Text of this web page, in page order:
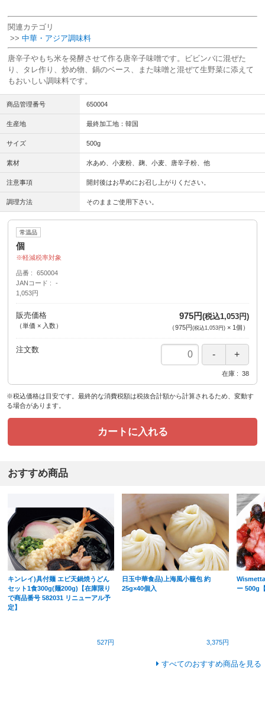
関連カテゴリ
>> 中華・アジア調味料
唐辛子やもち米を発酵させて作る唐辛子味噌です。ビビンバに混ぜた
り、タレ作り、炒め物、鍋のベース、また味噌と混ぜて生野菜に添えて
もおいしい調味料です。
商品管理番号 650004
生産地 最終加工地：韓国
サイズ 500g
素材 水あめ、小麦粉、麹、小麦、唐辛子粉、他
注意事項 開封後はお早めにお召し上がりください。
調理方法 そのままご使用下さい。
常温品
個
軽減税率対象
品番
650004
JANコード
-
1,053円
販売価格
（単価 × 入数）
975円(税込1,053円)
（975円(税込1,053円)× 1個 ）
注文数
在庫 38
※税込価格は目安です。最終的な消費税額は税抜合計額から計算されるため、変動す
る場合があります。
カートに入れる
おすすめ商品
キンレイ)具付麺 エビ天鍋焼うどん
セット1食300g(麺200g)【在庫限り
で商品番号 582031 リニューアル予
定】
527円
日玉中華食品)上海風小籠包 約
25g×40個入
3,375円
ー 500g
すべてのおすすめ商品を見る